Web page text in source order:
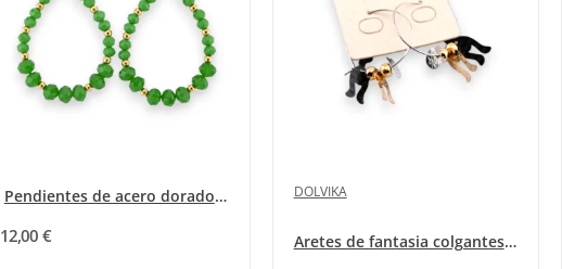
Pendientes de acero dorado con perlas verdes...
12,00 €
DOLVIKA
Aretes de fantasia colgantes en forma de gato...